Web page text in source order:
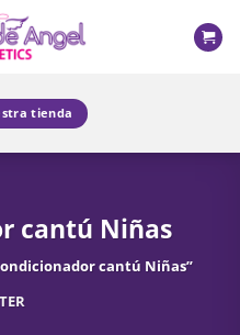
tienda
cantú Niñas
cantú Niñas”